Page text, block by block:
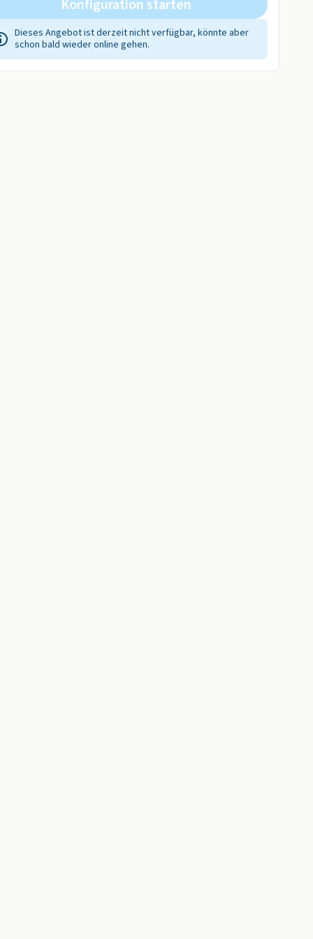
Konfiguration starten
Dieses Angebot ist derzeit nicht verfügbar, könnte aber
schon bald wieder online gehen.